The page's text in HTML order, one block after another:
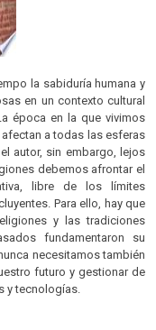
la sabiduría humana y
en un contexto cultural
época en la que vivimos
a todas las esferas
autor, sin embargo, lejos
debemos afrontar el
libre de los límites
Para ello, hay que
y las tradiciones
fundamentaron su
necesitamos también
futuro y gestionar de
y tecnologías.